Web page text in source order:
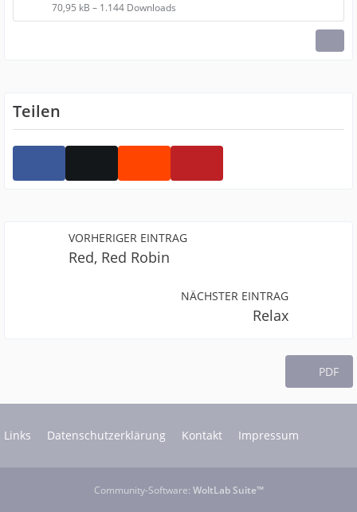
70,95 kB – 1.144 Downloads
Teilen
VORHERIGER EINTRAG
Red, Red Robin
NÄCHSTER EINTRAG
Relax
PDF
Links Datenschutzerklärung Kontakt Impressum
Community-Software: WoltLab Suite™